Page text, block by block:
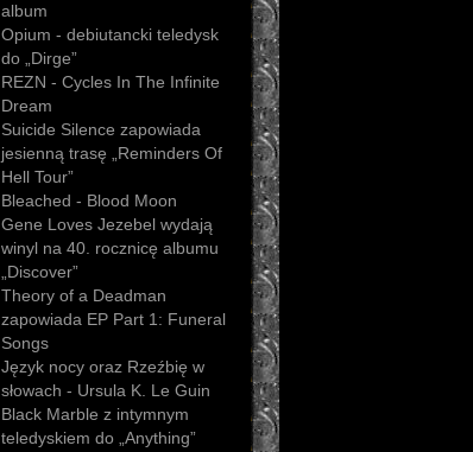
album
Opium - debiutancki teledysk
do „Dirge”
REZN - Cycles In The Infinite
Dream
Suicide Silence zapowiada
jesienną trasę „Reminders Of
Hell Tour”
Bleached - Blood Moon
Gene Loves Jezebel wydają
winyl na 40. rocznicę albumu
„Discover”
Theory of a Deadman
zapowiada EP Part 1: Funeral
Songs
Język nocy oraz Rzeźbię w
słowach - Ursula K. Le Guin
Black Marble z intymnym
teledyskiem do „Anything”